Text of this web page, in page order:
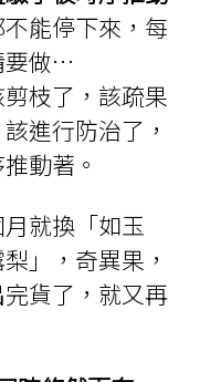
能停下來，每
要做…
枝了，該疏果
進行防治了，
動著。
就換「如玉
」，奇異果，
貨了，就又再